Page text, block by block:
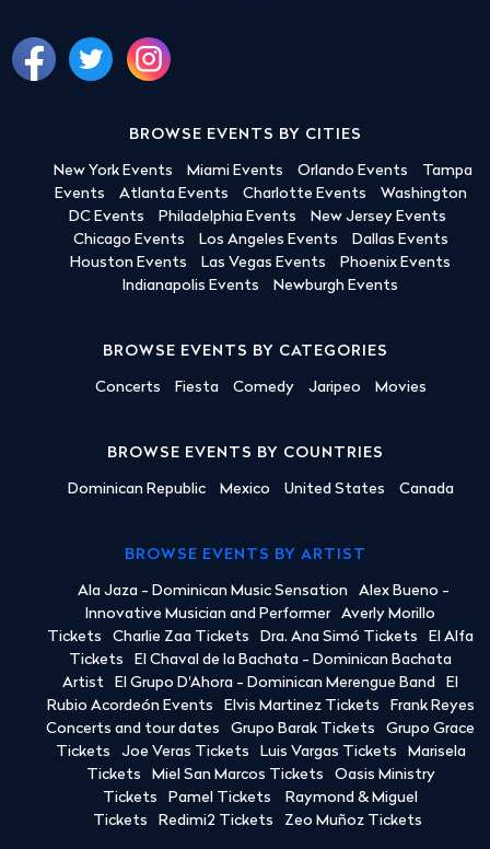
BROWSE EVENTS BY CITIES
New York Events Miami Events Orlando Events
Tampa
Events
Atlanta Events Charlotte Events
Washington
DC Events
Philadelphia Events
New Jersey Events
Chicago Events
Los Angeles Events
Dallas Events
Houston Events
Las Vegas Events
Phoenix Events
Indianapolis Events
Newburgh Events
BROWSE EVENTS BY CATEGORIES
Concerts Fiesta Comedy Jaripeo Movies
BROWSE EVENTS BY COUNTRIES
Dominican Republic Mexico United States Canada
BROWSE EVENTS BY ARTIST
Ala Jaza - Dominican Music Sensation
Alex Bueno -
Innovative Musician and Performer
Averly Morillo
Tickets
Charlie Zaa Tickets Dra. Ana Simó Tickets
El Alfa
Tickets
El Chaval de la Bachata - Dominican Bachata
Artist
El Grupo D'Ahora - Dominican Merengue Band
El
Rubio Acordeón Events
Elvis Martinez Tickets
Frank Reyes
Concerts and tour dates
Grupo Barak Tickets
Grupo Grace
Tickets
Joe Veras Tickets Luis Vargas Tickets
Marisela
Tickets
Miel San Marcos Tickets
Oasis Ministry
Tickets
Pamel Tickets
Raymond & Miguel
Tickets
Redimi2 Tickets Zeo Muñoz Tickets